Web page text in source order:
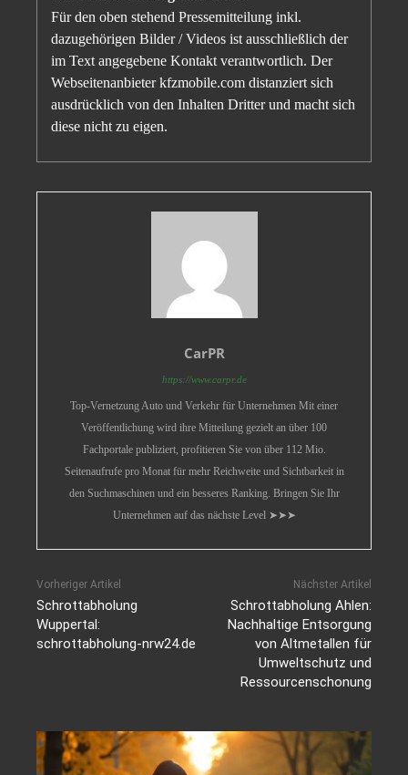
Für den oben stehend Pressemitteilung inkl.
dazugehörigen Bilder / Videos ist ausschließlich der
im Text angegebene Kontakt verantwortlich. Der
Webseitenanbieter kfzmobile.com distanziert sich
ausdrücklich von den Inhalten Dritter und macht sich
diese nicht zu eigen.
CarPR
https://www.carpr.de
Top-Vernetzung Auto und Verkehr für Unternehmen Mit einer
Veröffentlichung wird ihre Mitteilung gezielt an über 100
Fachportale publiziert, profitieren Sie von über 112 Mio.
Seitenaufrufe pro Monat für mehr Reichweite und Sichtbarkeit in
den Suchmaschinen und ein besseres Ranking. Bringen Sie Ihr
Unternehmen auf das nächste Level ➤➤➤
Vorheriger Artikel
Schrottabholung
Wuppertal:
schrottabholung-nrw24.de
Nächster Artikel
Schrottabholung Ahlen:
Nachhaltige Entsorgung
von Altmetallen für
Umweltschutz und
Ressourcenschonung